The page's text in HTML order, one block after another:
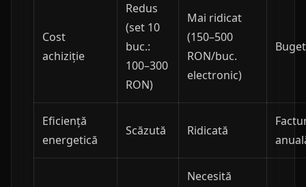
Cost
achiziție
Redus
(set 10
buc.:
100–300
RON)
Mai ridicat
(150–500
RON/buc.
electronic)
Eficiență
energetică
Scăzută Ridicată
Necesită